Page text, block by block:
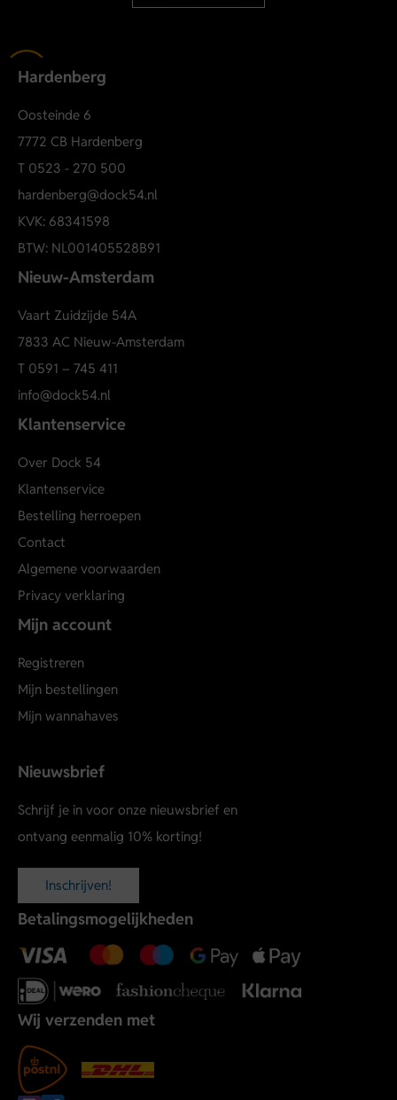
Hardenberg
Oosteinde 6
7772 CB Hardenberg
T 0523 - 270 500
hardenberg@dock54.nl
KVK: 68341598
BTW: NL001405528B91
Nieuw-Amsterdam
Vaart Zuidzijde 54A
7833 AC Nieuw-Amsterdam
T 0591 – 745 411
info@dock54.nl
Klantenservice
Over Dock 54
Klantenservice
Bestelling herroepen
Contact
Algemene voorwaarden
Privacy verklaring
Mijn account
Registreren
Mijn bestellingen
Mijn wannahaves
Nieuwsbrief
Schrijf je in voor onze nieuwsbrief en
ontvang eenmalig 10% korting!
Inschrijven!
Betalingsmogelijkheden
Wij verzenden met